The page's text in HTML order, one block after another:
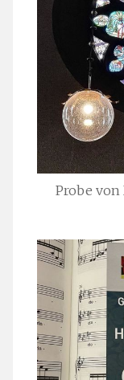
Probe von